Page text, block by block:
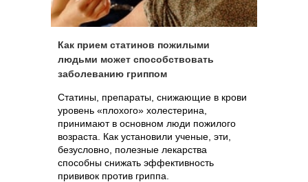
Как прием статинов пожилыми
людьми может способствовать
заболеванию гриппом
Статины, препараты, снижающие в крови
уровень «плохого» холестерина,
принимают в основном люди пожилого
возраста. Как установили ученые, эти,
безусловно, полезные лекарства
способны снижать эффективность
прививок против гриппа.